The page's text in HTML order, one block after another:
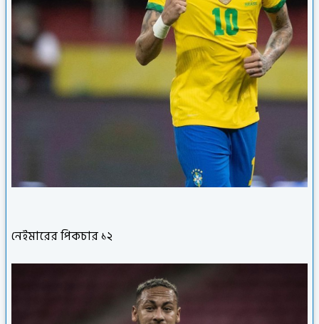
নেইমারের পিকচার ১২